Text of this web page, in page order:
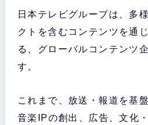
日本テレビグループは、多
クトを含むコンテンツを通
る、グローバルコンテンツ
す。
これまで、放送・報道を基
音楽IPの創出、広告、文化